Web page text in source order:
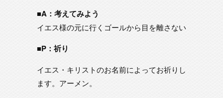
■A：考えてみよう
イエス様の元に行くゴールから目を離さない
■P：祈り
イエス・キリストのお名前によってお祈りし
ます。アーメン。